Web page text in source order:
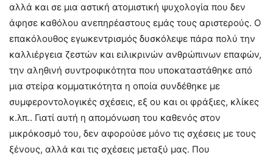
αλλά και σε μια αστική ατομιστική ψυχολογία που δεν
άφησε καθόλου ανεπηρέαστους εμάς τους αριστερούς. Ο
επακόλουθος εγωκεντρισμός δυσκόλεψε πάρα πολύ την
καλλιέργεια ζεστών και ειλικρινών ανθρώπινων επαφών,
την αληθινή συντροφικότητα που υποκαταστάθηκε από
μια στείρα κομματικότητα η οποία συνδέθηκε με
συμφεροντολογικές σχέσεις, εξ ου και οι φράξιες, κλίκες
κ.λπ.. Γιατί αυτή η απομόνωση του καθενός στον
μικρόκοσμό του, δεν αφορούσε μόνο τις σχέσεις με τους
ξένους, αλλά και τις σχέσεις μεταξύ μας. Που